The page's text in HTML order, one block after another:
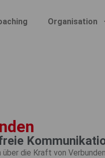
Organisation
über die Kraft von